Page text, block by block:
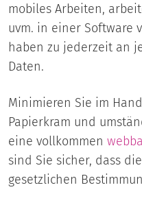
mobiles Arbeiten,
uvm. in einer Software
haben zu jederzeit an
Daten.
Minimieren Sie im
Papierkram und
eine vollkommen
sind Sie sicher, dass
gesetzlichen